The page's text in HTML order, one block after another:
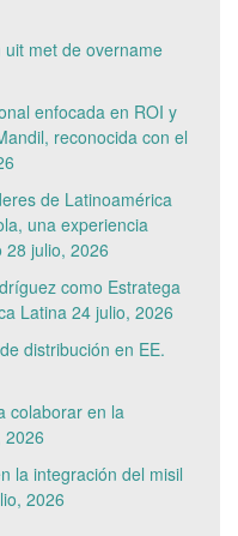
uit met de overname
enfocada en ROI y
reconocida con el
de Latinoamérica
una experiencia
28 julio, 2026
como Estratega
Latina 24 julio, 2026
distribución en EE.
colaborar en la
2026
la integración del misil
2026